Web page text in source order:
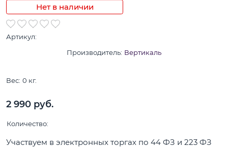
Нет в наличии
Артикул:
Производитель: Вертикаль
Вес: 0 кг.
2 990 руб.
Количество:
Участвуем в электронных торгах по 44 ФЗ и 223 ФЗ